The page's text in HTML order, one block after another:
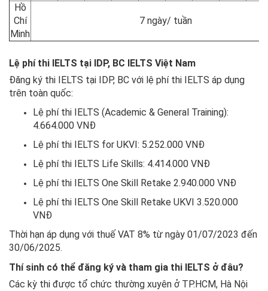
Hồ
Chí
Minh
7 ngày/ tuần
Lệ phí thi IELTS tại IDP, BC IELTS Việt Nam
Đăng ký thi IELTS tại IDP, BC với lệ phí thi IELTS áp dụng
trên toàn quốc:
Lệ phí thi IELTS (Academic & General Training):
4.664.000 VNĐ
Lệ phí thi IELTS for UKVI: 5.252.000 VNĐ
Lệ phí thi IELTS Life Skills: 4.414.000 VNĐ
Lệ phí thi IELTS One Skill Retake 2.940.000 VNĐ
Lệ phí thi IELTS One Skill Retake UKVI 3.520.000
VNĐ
Thời hạn áp dụng với thuế VAT 8% từ ngày 01/07/2023 đến
30/06/2025.
Thí sinh có thể đăng ký và tham gia thi IELTS ở đâu?
Các kỳ thi được tổ chức thường xuyên ở TP.HCM, Hà Nội